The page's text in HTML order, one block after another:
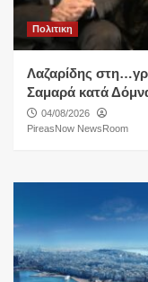
Πολιτικη
Λαζαρίδης
Σαμαρά κατά
04/08/2026
PireasNow NewsRoom